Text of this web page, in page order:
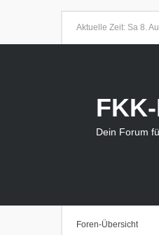
Aktuelle Zeit: Sa 8.
Dein Forum
Foren-Übersicht